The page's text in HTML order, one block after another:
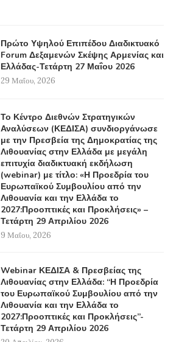
Πρώτο Υψηλού Επιπέδου Διαδικτυακό
Forum Δεξαμενών Σκέψης Αρμενίας και
Ελλάδας-Τετάρτη 27 Μαΐου 2026
29 Μαΐου, 2026
Το Κέντρο Διεθνών Στρατηγικών
Αναλύσεων (ΚΕΔΙΣΑ) συνδιοργάνωσε
με την Πρεσβεία της Δημοκρατίας της
Λιθουανίας στην Ελλάδα με μεγάλη
επιτυχία διαδικτυακή εκδήλωση
(webinar) με τίτλο: «Η Προεδρία του
Ευρωπαϊκού Συμβουλίου από την
Λιθουανία και την Ελλάδα το
2027:Προοπτικές και Προκλήσεις» –
Τετάρτη 29 Απριλίου 2026
9 Μαΐου, 2026
Webinar ΚΕΔΙΣΑ & Πρεσβείας της
Λιθουανίας στην Ελλάδα: “Η Προεδρία
του Ευρωπαϊκού Συμβουλίου από την
Λιθουανία και την Ελλάδα το
2027:Προοπτικές και Προκλήσεις”-
Τετάρτη 29 Απριλίου 2026